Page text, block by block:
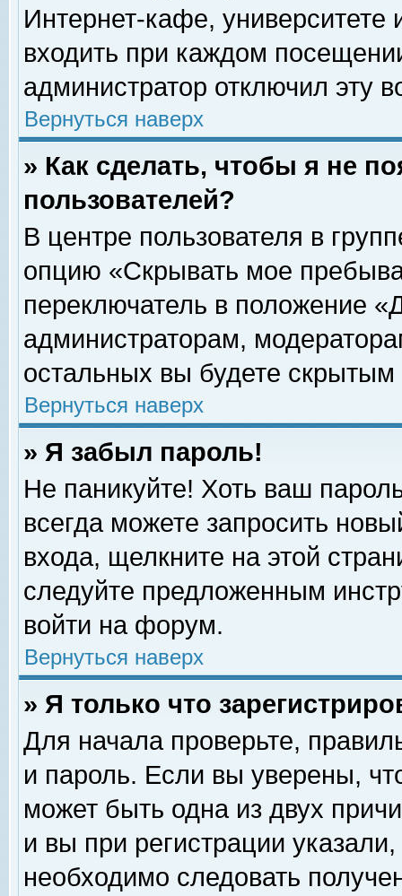
Интернет-кафе, университете
входить при каждом
администратор отключил эту
Вернуться наверх
» Как сделать, чтобы я не
пользователей?
В центре пользователя в
опцию «Скрывать мое
переключатель в положение
администраторам,
остальных вы будете скрытым
Вернуться наверх
» Я забыл пароль!
Не паникуйте! Хоть ваш
всегда можете запросить
входа, щелкните на этой
следуйте предложенным
войти на форум.
Вернуться наверх
» Я только что
Для начала проверьте,
и пароль. Если вы уверены,
может быть одна из двух
и вы при регистрации
необходимо следовать